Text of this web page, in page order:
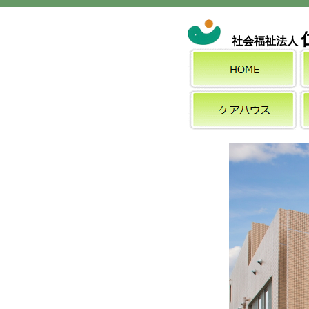
社会福祉法人